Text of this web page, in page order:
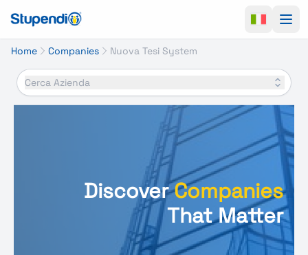
Home Companies Nuova Tesi System
Cerca Azienda
DiscoverCompanies
That Matter